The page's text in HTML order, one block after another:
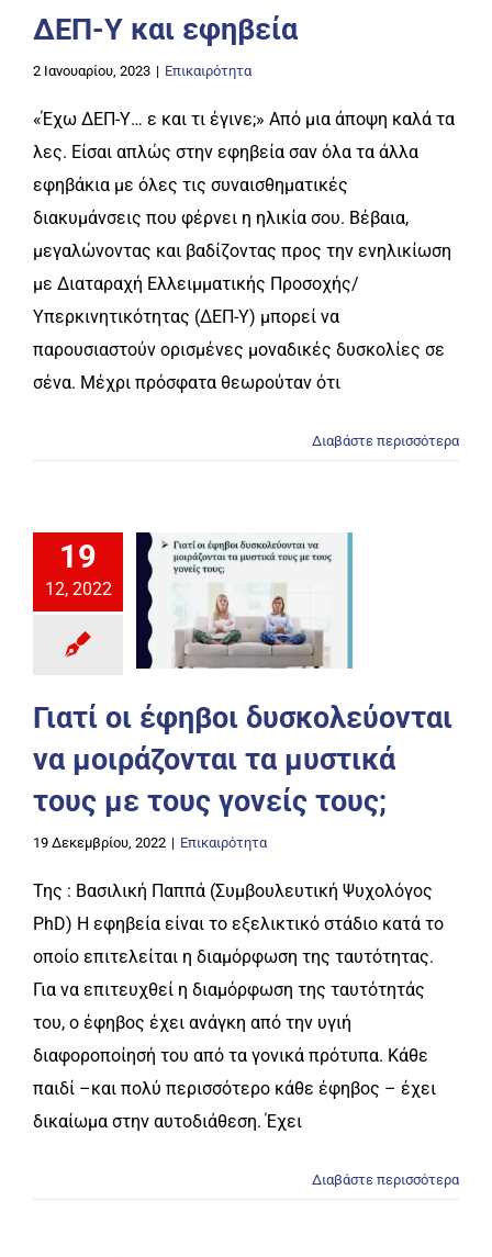
ΔΕΠ-Υ και εφηβεία
2 Ιανουαρίου, 2023 | Επικαιρότητα
«Έχω ΔΕΠ-Υ… ε και τι έγινε;» Από μια άποψη καλά τα
λες. Είσαι απλώς στην εφηβεία σαν όλα τα άλλα
εφηβάκια με όλες τις συναισθηματικές
διακυμάνσεις που φέρνει η ηλικία σου. Βέβαια,
μεγαλώνοντας και βαδίζοντας προς την ενηλικίωση
με Διαταραχή Ελλειμματικής Προσοχής/
Υπερκινητικότητας (ΔΕΠ-Υ) μπορεί να
παρουσιαστούν ορισμένες μοναδικές δυσκολίες σε
σένα. Μέχρι πρόσφατα θεωρούταν ότι
Διαβάστε περισσότερα
19
12, 2022
Γιατί οι έφηβοι δυσκολεύονται
να μοιράζονται τα μυστικά
τους με τους γονείς τους;
19 Δεκεμβρίου, 2022 | Επικαιρότητα
Της : Βασιλική Παππά (Συμβουλευτική Ψυχολόγος
PhD) Η εφηβεία είναι το εξελικτικό στάδιο κατά το
οποίο επιτελείται η διαμόρφωση της ταυτότητας.
Για να επιτευχθεί η διαμόρφωση της ταυτότητάς
του, ο έφηβος έχει ανάγκη από την υγιή
διαφοροποίησή του από τα γονικά πρότυπα. Κάθε
παιδί –και πολύ περισσότερο κάθε έφηβος – έχει
δικαίωμα στην αυτοδιάθεση. Έχει
Διαβάστε περισσότερα